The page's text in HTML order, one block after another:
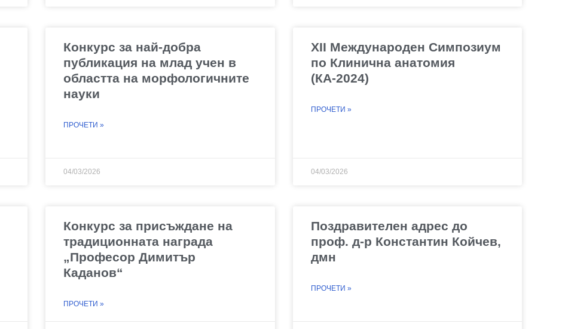
Конкурс за най-добра
публикация на млад учен в
областта на морфологичните
науки
ПРОЧЕТИ »
04/03/2026
XII Международен Симпозиум
по Клинична анатомия
(КА-2024)
ПРОЧЕТИ »
04/03/2026
Конкурс за присъждане на
традиционната награда
„Професор Димитър
Каданов“
ПРОЧЕТИ »
Поздравителен адрес до
проф. д-р Константин Койчев,
дмн
ПРОЧЕТИ »